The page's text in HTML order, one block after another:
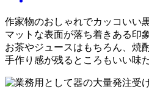
作家物のおしゃれでカッコいい
マットな表面が落ち着きある印
お茶やジュースはもちろん、焼
手作り感が残るところもいい味